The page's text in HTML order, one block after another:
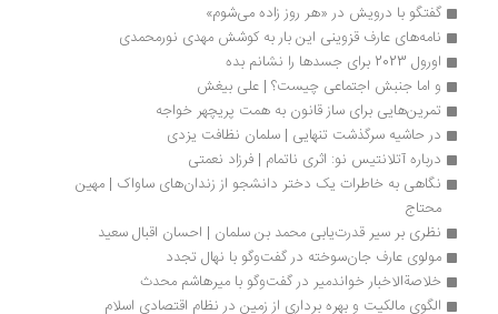
گفتگو با درویش در «هر روز زاده می‌شوم»
نامه‌های عارف قزوینی این بار به کوشش مهدی نورمحمدی
اورول 2023 برای جسدها را نشانم بده
و اما جنبش اجتماعی چیست؟ | علی بیغش
تمرین‌هایی برای ساز قانون به همت پریچهر خواجه
در حاشیه سرگذشت تنهایی | سلمان نظافت یزدی
درباره آتلانتیس نو: اثری ناتمام | فرزاد نعمتی
نظری بر سیر قدرت‌یابی محمد بن سلمان | احسان اقبال سعید
مولوی عارف جان‌سوخته در گفت‌وگو با نهال تجدد
خلاصةالاخبار خواندمیر در گفت‌وگو با میرهاشم محدث
الگوی مالکیت و بهره برداری از زمین در نظام اقتصادی اسلام